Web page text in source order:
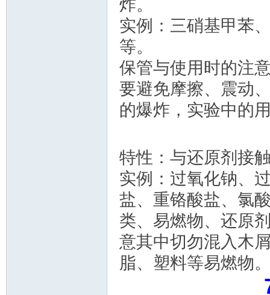
炸。
实例：三硝基甲苯
等。
保管与使用时的注
要避免摩擦、震动
的爆炸，实验中的
特性：与还原剂接
实例：过氧化钠、
盐、重铬酸盐、氯
类、易燃物、还原
意其中切勿混入木
脂、塑料等易燃物